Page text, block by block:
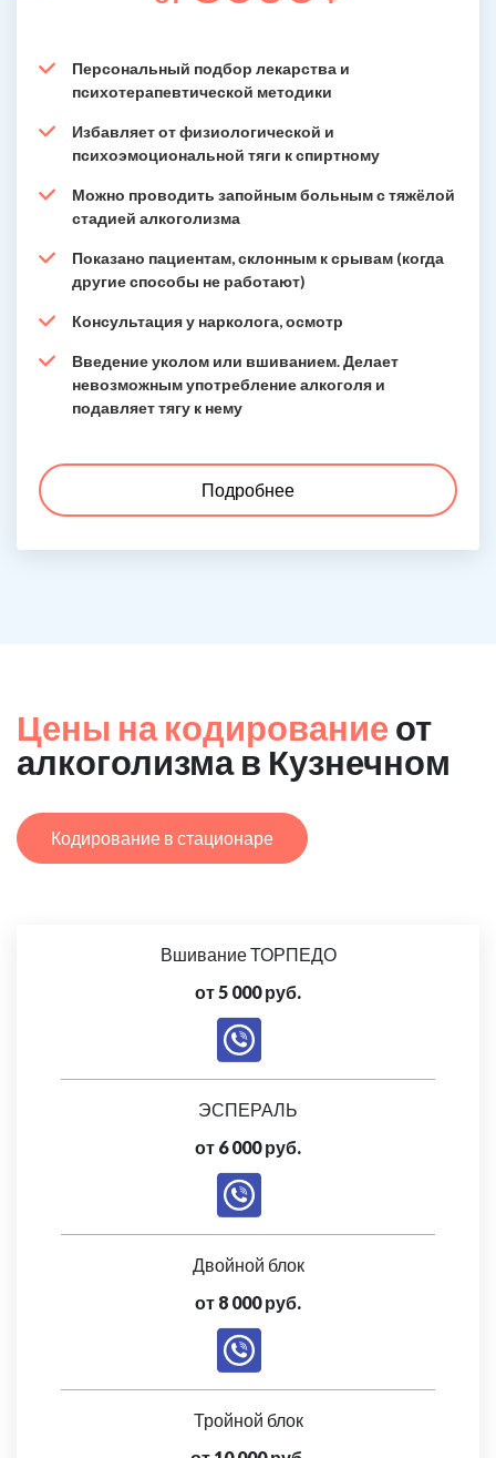
Персональный подбор лекарства и
психотерапевтической методики
Избавляет от физиологической и
психоэмоциональной тяги к спиртному
Можно проводить запойным больным с тяжёлой
стадией алкоголизма
Показано пациентам, склонным к срывам (когда
другие способы не работают)
Консультация у нарколога, осмотр
Введение уколом или вшиванием. Делает
невозможным употребление алкоголя и
подавляет тягу к нему
Подробнее
Цены на кодирование от
алкоголизма в Кузнечном
Кодирование в стационаре
Вшивание ТОРПЕДО
от 5 000 руб.
ЭСПЕРАЛЬ
от 6 000 руб.
Двойной блок
от 8 000 руб.
Тройной блок